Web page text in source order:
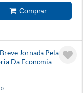
Jornada Pela
Da Economia